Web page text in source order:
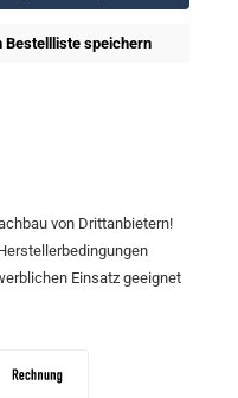
Bestellliste speichern
von Drittanbietern!
Einsatz geeignet